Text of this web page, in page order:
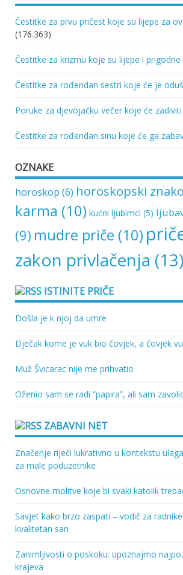
Čestitke za prvu pričest koje su lijepe za
(176.363)
Čestitke za krizmu koje su lijepe i prigodne
Čestitke za rođendan sestri koje će je
Poruke za djevojačku večer koje će
Čestitke za rođendan sinu koje će ga
OZNAKE
horoskop (6) horoskopski
karma (10) kućni ljubimci (5)
(9) mudre priče (10)
zakon privlačenja (13)
ISTINITE PRIČE
Došla je k njoj da umre
Dječak kome je vuk bio čovjek, a čovjek
Muž Švicarac nije me prihvatio
Oženio sam se radi “papira”, ali sam
ZABAVNI NET
Značenje riječi lukrativno u kontekstu
za male poduzetnike
Osnovne molitve koje bi svaki katolik
Savjet kako brzo zaspati – vodič za
kvalitetan san
Zanimljivosti o poskoku: upoznajmo
krajeva